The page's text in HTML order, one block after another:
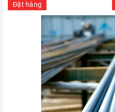
Đặt hàng